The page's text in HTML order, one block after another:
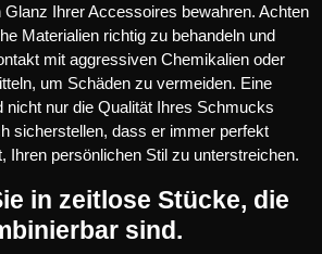
Glanz Ihrer Accessoires bewahren. Achten
Materialien richtig zu behandeln und
mit aggressiven Chemikalien oder
um Schäden zu vermeiden. Eine
nicht nur die Qualität Ihres Schmucks
sicherstellen, dass er immer perfekt
Ihren persönlichen Stil zu unterstreichen.
in zeitlose Stücke, die
sind.